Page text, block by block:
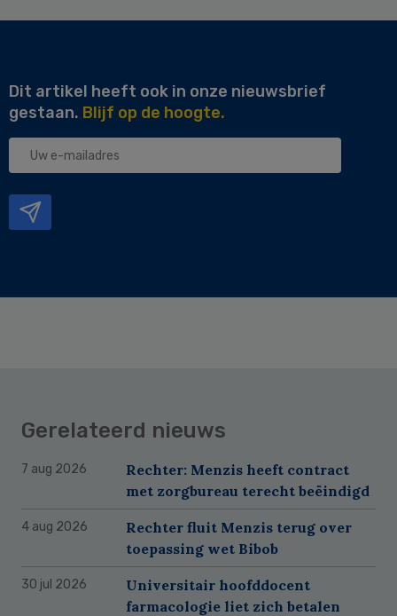
Dit artikel heeft ook in onze nieuwsbrief
gestaan. Blijf op de hoogte.
Uw
Gerelateerd nieuws
7 aug 2026
Rechter: Menzis heeft contract
met zorgbureau terecht beëindigd
4 aug 2026
Rechter fluit Menzis terug over
toepassing wet Bibob
30 jul 2026
Universitair hoofddocent
farmacologie liet zich betalen